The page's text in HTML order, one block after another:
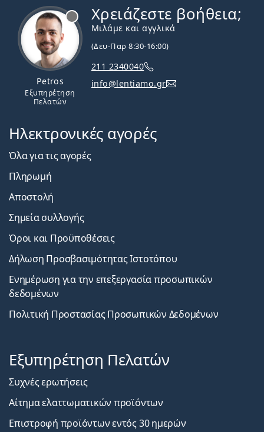
Petros
Εξυπηρέτηση
Πελατών
Χρειάζεστε βοήθεια;
Μιλάμε και αγγλικά
(Δευ-Παρ 8:30-16:00)
211 2340040
info@lentiamo.gr
Ηλεκτρονικές αγορές
Όλα για τις αγορές
Πληρωμή
Αποστολή
Σημεία συλλογής
Όροι και Προϋποθέσεις
Δήλωση Προσβασιμότητας Ιστοτόπου
Ενημέρωση για την επεξεργασία προσωπικών
δεδομένων
Πολιτική Προστασίας Προσωπικών Δεδομένων
Εξυπηρέτηση Πελατών
Συχνές ερωτήσεις
Αίτημα ελαττωματικών προϊόντων
Επιστροφή προϊόντων εντός 30 ημερών